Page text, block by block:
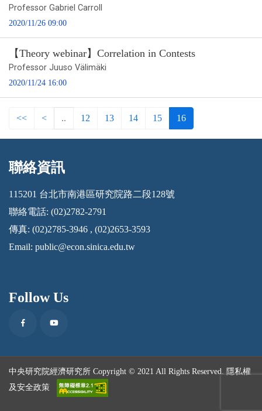
Professor Gabriel Carroll
2020/11/26 09:00
【Theory webinar】Correlation in Contests
Professor Juuso Välimäki
2020/11/24 16:00
<< < .. 12 13 14 15 16
:::
聯絡資訊
115201 台北市南港區研究院路二段128號
聯絡電話: (02)2782-2791
傳真: (02)2785-3946 , (02)2653-3593
Email: public@econ.sinica.edu.tw
Follow Us
FacebookYoutube
中央研究院經濟研究所 Copyright © 2021 All Rights Reserved. 隱私權
及安全政策